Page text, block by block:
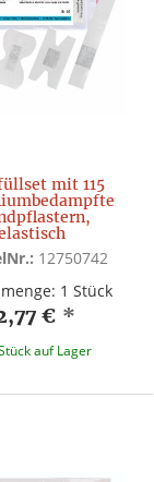
mit 115
12750742
1 Stück
€ *
auf Lager